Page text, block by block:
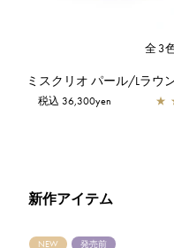
全3
税込 36,300yen ★
新作アイテム
NEW 発売前